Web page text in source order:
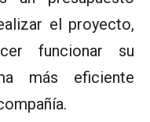
el proyecto,
funcionar su
más eficiente